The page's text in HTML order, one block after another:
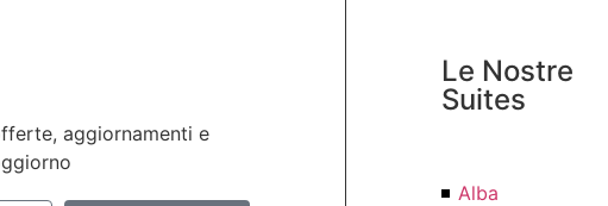
aggiornamenti e
Le Nostre
Suites
Alba